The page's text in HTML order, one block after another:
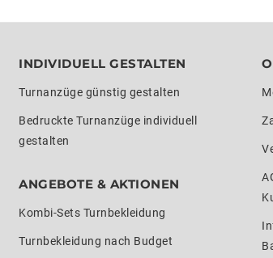
INDIVIDUELL GESTALTEN
Turnanzüge günstig gestalten
Bedruckte Turnanzüge individuell
gestalten
ANGEBOTE & AKTIONEN
Kombi-Sets Turnbekleidung
Turnbekleidung nach Budget